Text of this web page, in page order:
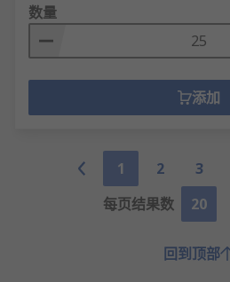
数量
添加
1 2 3
每页结果数
20
回到顶部